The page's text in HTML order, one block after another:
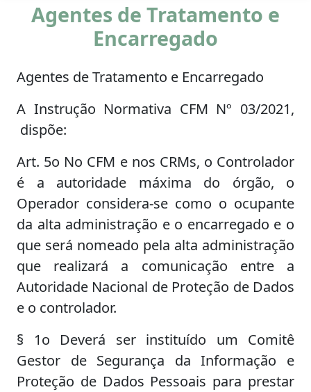
Agentes de Tratamento e
Encarregado
Agentes de Tratamento e Encarregado
A Instrução Normativa CFM Nº 03/2021,
dispõe:
Art. 5o No CFM e nos CRMs, o Controlador
é a autoridade máxima do órgão, o
Operador considera-se como o ocupante
da alta administração e o encarregado e o
que será nomeado pela alta administração
que realizará a comunicação entre a
Autoridade Nacional de Proteção de Dados
e o controlador.
§ 1o Deverá ser instituído um Comitê
Gestor de Segurança da Informação e
Proteção de Dados Pessoais para prestar